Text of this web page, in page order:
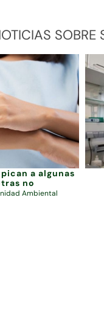
SOBRE
a algunas
no
Ambiental